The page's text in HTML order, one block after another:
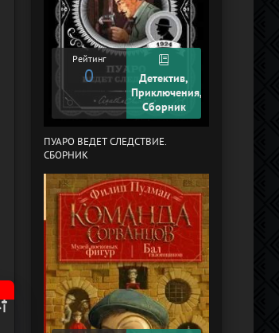
Рейтинг
0
Детектив,
Приключения,
Сборник
ПУАРО ВЕДЕТ СЛЕДСТВИЕ.
СБОРНИК